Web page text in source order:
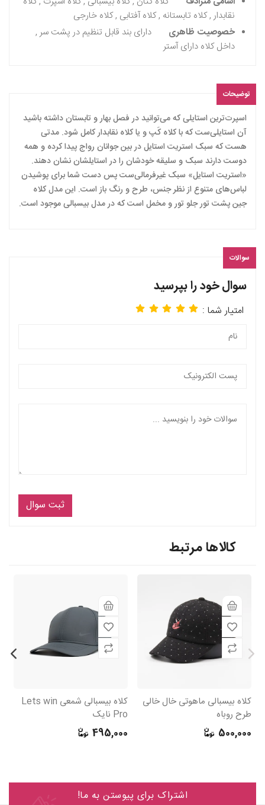
نقابدار , کلاه تابستانه , کلاه آفتابی , کلاه خارجی
خصوصیت ظاهری
دارای بند قابل تنظیم در پشت سر ,
داخل کلاه دارای آستر
توضیحات
اسپرت‌ترین استایلی که می‌توانید در فصل بهار و تابستان داشته باشید
آن استایلی‌ست که با کلاه کَپ و یا کلاه نقابدار کامل شود. مدتی
هست که سبک استریت استایل در بین جوانان رواج پیدا کرده و همه
دوست دارند سبک و سلیقه خودشان را در استایلشان نشان دهند.
«استریت استایل» سبک غیرفرمالی‌ست پس دست شما برای پوشیدن
لباس‌های متنوع از نظر جنس، طرح و‌ رنگ باز است. این مدل کلاه
جین پشت تور جلو تور و مخمل است که در مدل بیسبالی موجود است.
سوالات
سوال خود را بپرسید
امتیار شما :
ثبت سوال
کالاها مرتبط
کلاه بیسبالی ماهوتی خال خالی
طرح روباه
500,000
کلاه بیسبالی شمعی Lets win
Pro نایک
495,000
اشتراک برای پیوستن به ما!